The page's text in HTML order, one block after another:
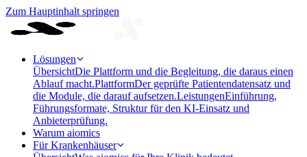
Zum Hauptinhalt springen
Lösungen
ÜbersichtDie Plattform und die Begleitung, die daraus einen
Ablauf macht.PlattformDer geprüfte Patientendatensatz und
die Module, die darauf aufsetzen.LeistungenEinführung,
Führungsformate, Struktur für den KI-Einsatz und
Anbieterprüfung.
Warum aiomics
Für Krankenhäuser